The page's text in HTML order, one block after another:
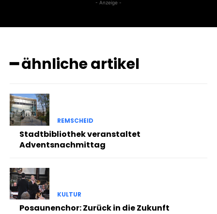
- Anzeige -
━ ähnliche artikel
REMSCHEID
Stadtbibliothek veranstaltet
Adventsnachmittag
KULTUR
Posaunenchor: Zurück in die Zukunft